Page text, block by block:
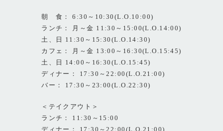
朝 食： 6:30～10:30(L.O.10:00)
ランチ： 月～金 11:30～15:00(L.O.14:00)
土、日 11:30～15:30(L.O.14:30)
カフェ： 月～金 13:00～16:30(L.O.15:45)
土、日 14:00～16:30(L.O.15:45)
ディナー： 17:30～22:00(L.O.21:00)
バー： 17:30～23:00(L.O.22:30)
＜テイクアウト＞
ランチ： 11:30～15:00
ディナー： 17:30～22:00(L.O.21:00)